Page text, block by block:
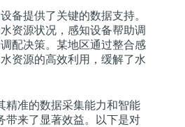
备提供了关键的数据支持。
资源状况，感知设备帮助调
配决策。某地区通过整合感
资源的高效利用，缓解了水
精准的数据采集能力和智能
带来了显著效益。以下是对